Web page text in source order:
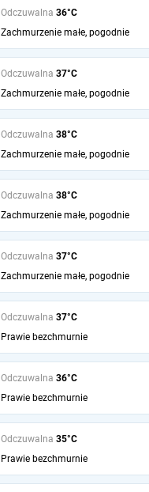
Odczuwalna 36°C
Zachmurzenie małe, pogodnie
Odczuwalna 37°C
Zachmurzenie małe, pogodnie
Odczuwalna 38°C
Zachmurzenie małe, pogodnie
Odczuwalna 38°C
Zachmurzenie małe, pogodnie
Odczuwalna 37°C
Zachmurzenie małe, pogodnie
Odczuwalna 37°C
Prawie bezchmurnie
Odczuwalna 36°C
Prawie bezchmurnie
Odczuwalna 35°C
Prawie bezchmurnie